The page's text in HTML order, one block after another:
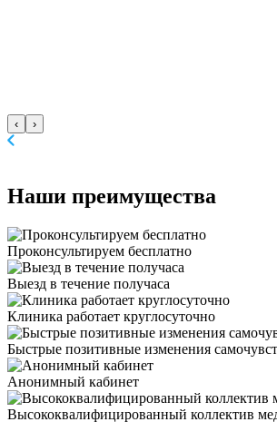
‹ ›
Наши преимущества
Проконсультируем бесплатно
Выезд в течение получаса
Клиника работает круглосуточно
Быстрые позитивные изменения
Анонимный кабинет
Высококвалифицированный коллектив